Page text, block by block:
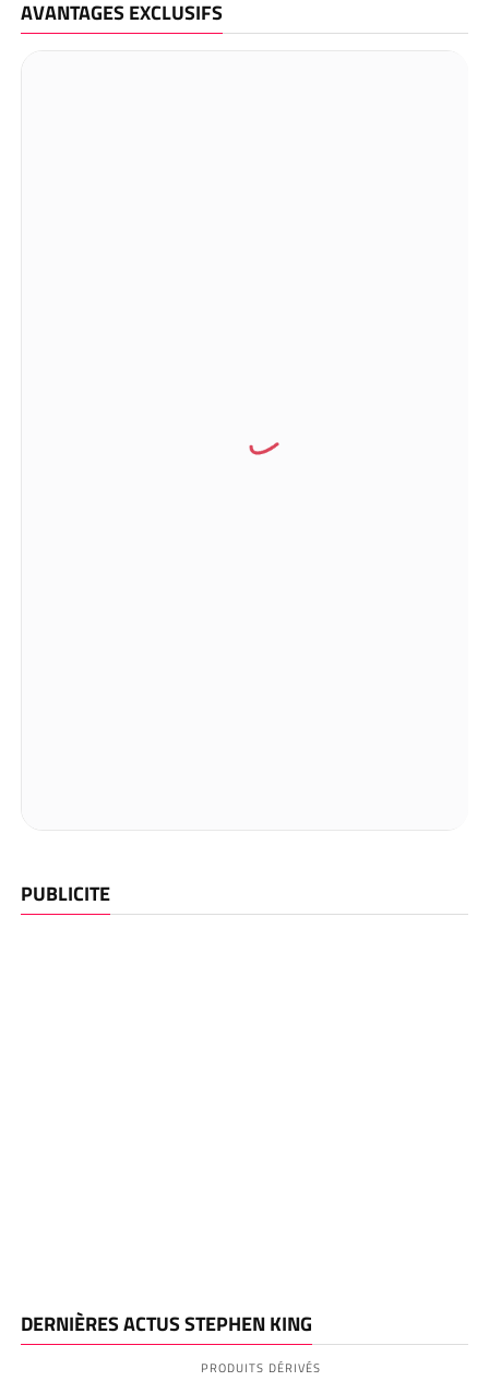
AVANTAGES EXCLUSIFS
PUBLICITE
DERNIÈRES ACTUS STEPHEN KING
PRODUITS DÉRIVÉS